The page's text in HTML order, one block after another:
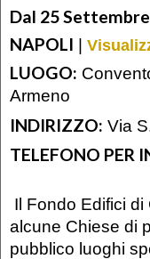
Dal 25
NAPOLI |
LUOGO:
Armeno
INDIRIZZO: Via
TELEFONO PER
Il Fondo Edifici
alcune Chiese di
pubblico luoghi